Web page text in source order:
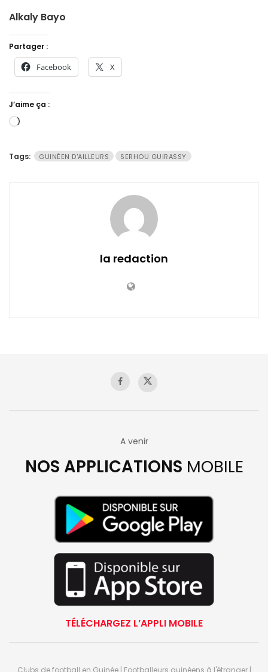
Alkaly Bayo
Partager :
Facebook X
J’aime ça :
Chargement…
Tags: GUINÉEN D'AILLEURS SERHOU GUIRASSY
la redaction
A venir
NOS APPLICATIONS MOBILE
TÉLÉCHARGEZ L’APPLI MOBILE
Clubs de football en Guinée | Footballeurs guinéens à l'étranger |